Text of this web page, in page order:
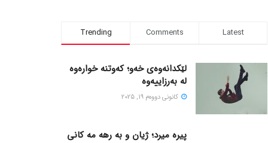
Trending Comments Latest
لێکدانەوەی خەو؛ کەوتنە خوارەوە
لە بەرزاییەوە
كانونی دووه‌م 19, 2025
پیره میرد؛ ژیان و به رهه مه کانی